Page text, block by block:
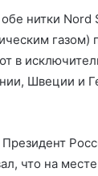
нитки Nord
газом)
в
Швеции и
что на